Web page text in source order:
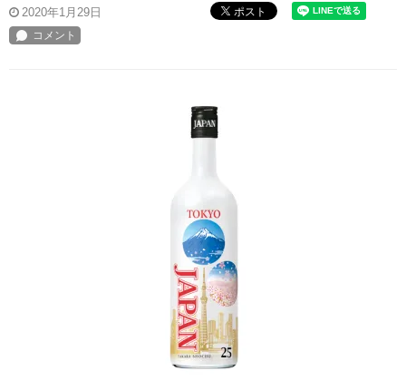
2020年1月29日 ポスト